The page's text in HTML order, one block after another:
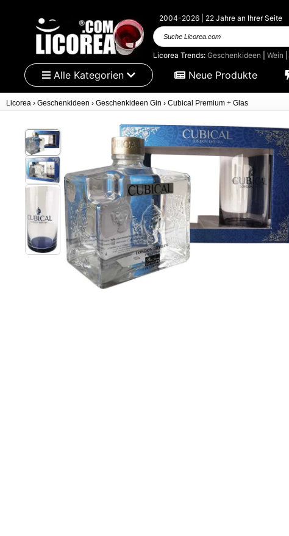
2004-2026 | 22 Jahre an Ihrer Seite
Suche Licorea.com
Licorea Trends: Geschenkideen Wein
Alle Kategorien Neue Produkte
Licorea › Geschenkideen › Geschenkideen Gin › Cubical Premium + Glas